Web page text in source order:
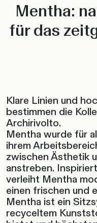
Mentha:
für das
Klare Linien und
bestimmen die
Archirivolto.
Mentha wurde für
ihrem
zwischen Ästhetik
anstreben.
verleiht Mentha
einen frischen und
Mentha ist ein
recyceltem